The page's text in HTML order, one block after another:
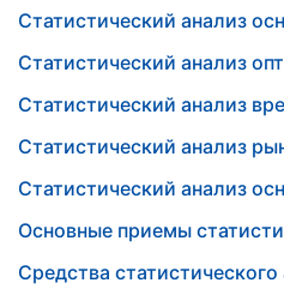
Статистический анализ
Статистический анализ
Статистический анализ
Статистический анализ
Статистический анализ
Основные приемы
Средства